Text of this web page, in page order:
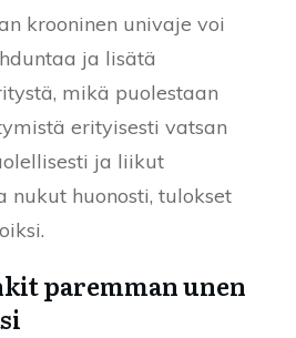
krooninen univaje voi
ja lisätä
mikä puolestaan
erityisesti vatsan
ja liikut
nukut huonosti, tulokset
paremman unen